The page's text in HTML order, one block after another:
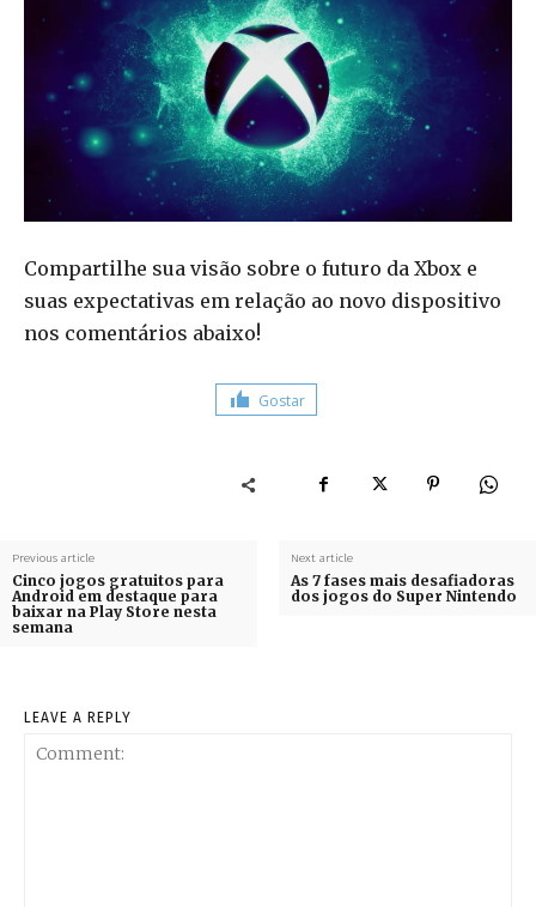
Compartilhe sua visão sobre o futuro da Xbox e
suas expectativas em relação ao novo dispositivo
nos comentários abaixo!
Gostar
Previous article
Cinco jogos gratuitos para
Android em destaque para
baixar na Play Store nesta
semana
Next article
As 7 fases mais desafiadoras
dos jogos do Super Nintendo
LEAVE A REPLY